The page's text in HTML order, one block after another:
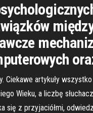
artykuły
Wieku, a liczbę
z przyjaciółmi,